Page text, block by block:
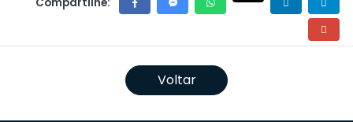
Compartilhe:
Voltar